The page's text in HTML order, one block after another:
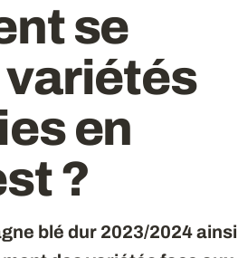
se
en
?
blé dur 2023/2024 ainsi